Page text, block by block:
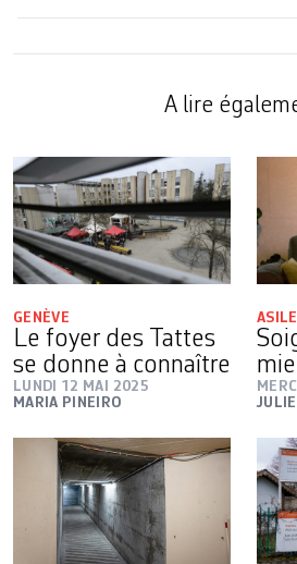
A lire
GENÈVE
Le foyer des Tattes
se donne à connaître
LUNDI 12 MAI 2025
MARIA PINEIRO
ASILE